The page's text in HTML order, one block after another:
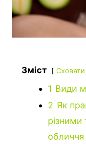
Зміст Сховати
1 Види
2 Як
обличчя